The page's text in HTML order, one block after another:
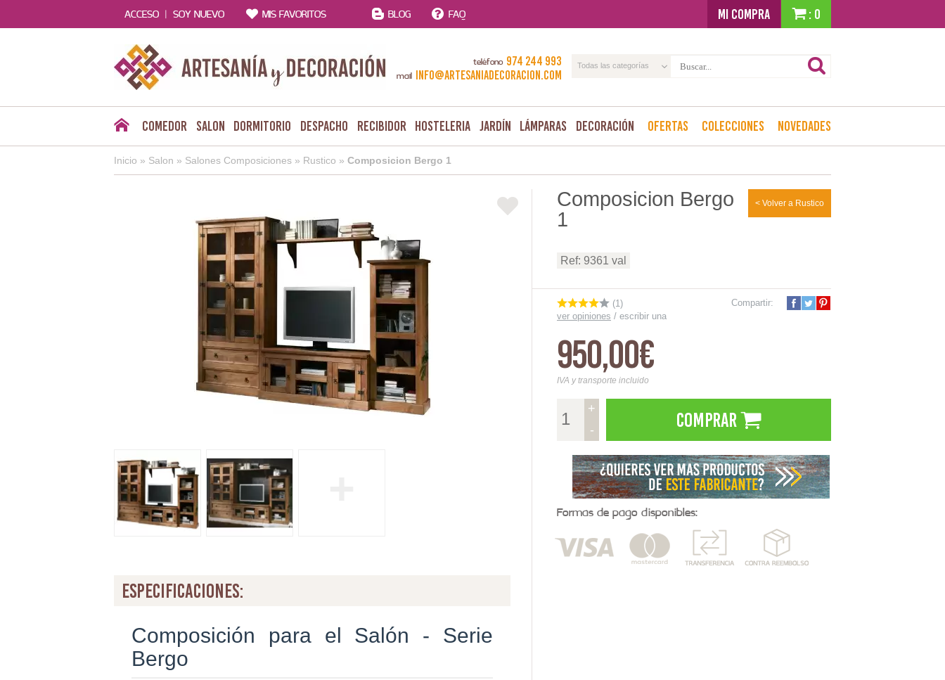
ACCESO | SOY NUEVO MIS FAVORITOS BLOG FAQ MI COMPRA : 0
teléfono 974 244 993
mail info@artesaniadecoracion.com
Todas las categorías
Comedor Salon Dormitorio Despacho Recibidor Hosteleria Jardín Lámparas Decoración Ofertas Colecciones Novedades
Inicio » Salon » Salones Composiciones » Rustico » Composicion Bergo 1
especificaciones:
Composición para el Salón - Serie
Bergo
< Volver a Rustico
Composicion Bergo
1
Ref: 9361 val
(1)
ver opiniones / escribir una
Compartir:
950,00€
IVA y transporte incluido
+
-
Comprar
Formas de pago disponibles: